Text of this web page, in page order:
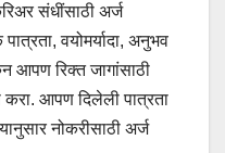
संधींसाठी अर्ज
वयोमर्यादा, अनुभव
आपण रिक्त जागांसाठी
करा. आपण दिलेली पात्रता
नोकरीसाठी अर्ज